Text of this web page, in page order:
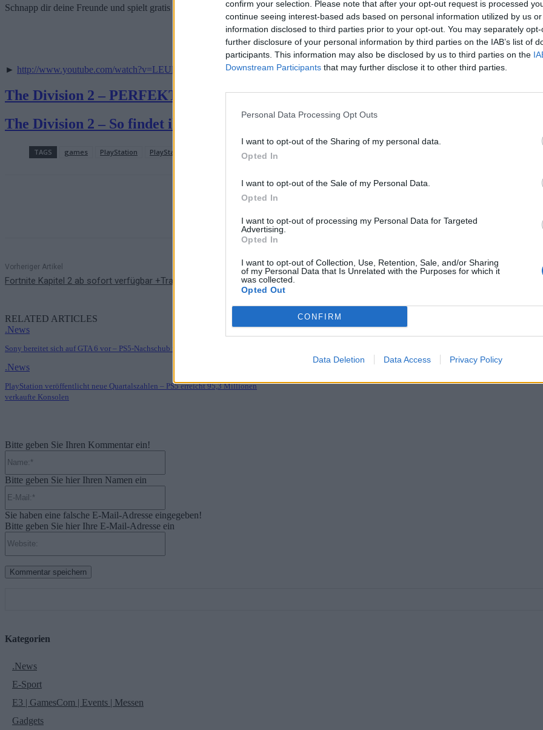
confirm your selection. Please note that after your opt-out request is processed
continue seeing interest-based ads based on personal information utilized by us
information disclosed to third parties prior to your opt-out. You may separately
further disclosure of your personal information by third parties on the IAB’s list of
participants. This information may also be disclosed by us to third parties on the
Downstream Participants that may further disclose it to other third parties.
Personal Data Processing Opt Outs
I want to opt-out of the Sharing of my personal data.
Opted In
I want to opt-out of the Sale of my Personal Data.
Opted In
I want to opt-out of processing my Personal Data for Targeted
Advertising.
Opted In
I want to opt-out of Collection, Use, Retention, Sale, and/or Sharing
of my Personal Data that Is Unrelated with the Purposes for which it
was collected.
Opted Out
CONFIRM
Data Deletion Data Access Privacy Policy
Schnapp dir deine Freunde und spielt gratis The Division 2 auf allen Plattformen!
► http://www.youtube.com/watch?v=LEUlklCisos
The Division 2 – PERFEKTE Raid Runde beim ersten MAL ??
The Division 2 – So findet ihr die 12 Jäger-Masken
TAGS games PlayStation PlayStation 5
Vorheriger Artikel
Fortnite Kapitel 2 ab sofort verfügbar +Trailer
RELATED ARTICLES
.News
Sony bereitet sich auf GTA 6 vor – PS5-Nachschub für den Mega-Launch gesichert
.News
.News
PlayStation veröffentlicht neue Quartalszahlen – PS5 erreicht 95,3 Millionen
verkaufte Konsolen
Bitte geben Sie Ihren Kommentar ein!
Bitte geben Sie hier Ihren Namen ein
Sie haben eine falsche E-Mail-Adresse eingegeben!
Bitte geben Sie hier Ihre E-Mail-Adresse ein
Kategorien
.News
E-Sport
E3 | GamesCom | Events | Messen
Gadgets